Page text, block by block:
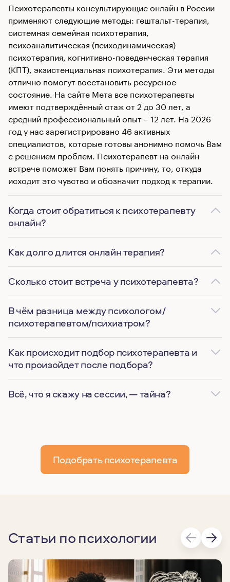
Психотерапевты консультирующие онлайн в России
применяют следующие методы: гештальт-терапия,
системная семейная психотерапия,
психоаналитическая (психодинамическая)
психотерапия, когнитивно-поведенческая терапия
(КПТ), экзистенциальная психотерапия. Эти методы
отлично помогут восстановить ресурсное
состояние. На сайте Мета все психотерапевты
имеют подтверждённый стаж от 2 до 30 лет, а
средний профессиональный опыт – 12 лет. На 2026
год у нас зарегистрировано 46 активных
специалистов, которые готовы анонимно помочь Вам
с решением проблем. Психотерапевт на онлайн
встрече поможет Вам понять причину, то, откуда
исходит это чувство и обозначит подход к терапии.
Когда стоит обратиться к психотерапевту
онлайн?
Как долго длится онлайн терапия?
Сколько стоит встреча у психотерапевта?
В чём разница между психологом/
психотерапевтом/психиатром?
Как происходит подбор психотерапевта и
что произойдет после подбора?
Всё, что я скажу на сессии, — тайна?
Подобрать психотерапевта
Статьи по психологии